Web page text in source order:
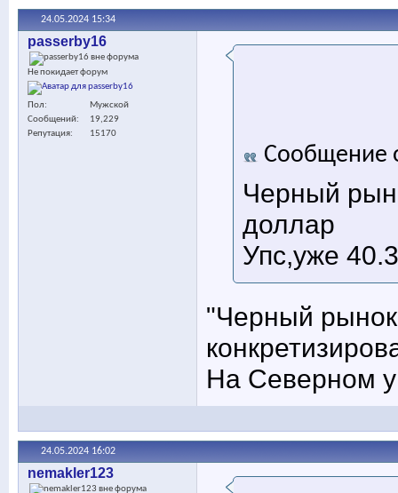
24.05.2024 15:34
passerby16
Не покидает форум
Пол
Мужской
Сообщений
19,229
Репутация
15170
Сообщение
Черный
доллар
Упс,уже
"Черный
На Северном
24.05.2024 16:02
nemakler123